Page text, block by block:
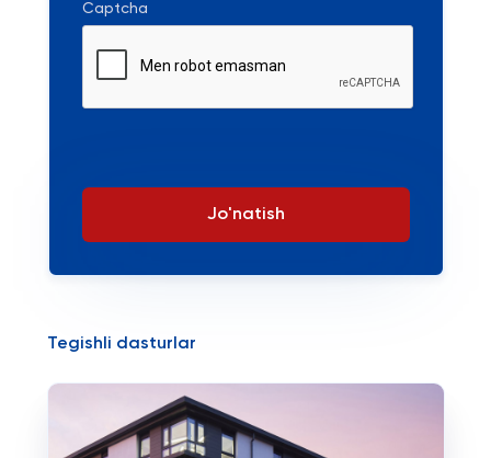
Captcha
Jo'natish
Tegishli dasturlar